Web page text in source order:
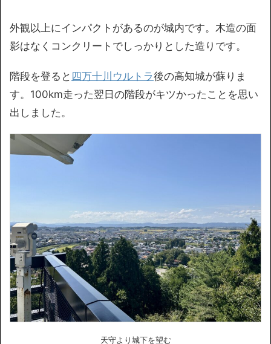
外観以上にインパクトがあるのが城内です。木造の面
影はなくコンクリートでしっかりとした造りです。
階段を登ると 四万十川ウルトラ後の高知城が蘇りま
す。100km走った翌日の階段がキツかったことを思い
出しました。
天守より城下を望む